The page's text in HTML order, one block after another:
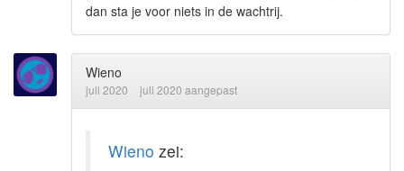
dan sta je voor niets in de wachtrij.
Wieno
juli 2020 juli 2020 aangepast
Wieno zei: